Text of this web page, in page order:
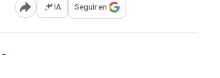
Abrir opciones para compartir
IA Seguir en